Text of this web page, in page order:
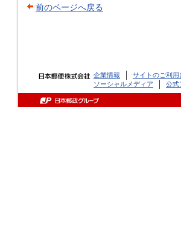
前のページへ戻る
企業情報 サイトのご利用
ソーシャルメディア
公式